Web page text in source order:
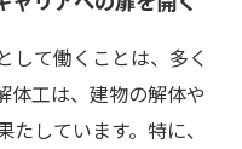
して働くことは、多く
体工は、建物の解体や
しています。特に、